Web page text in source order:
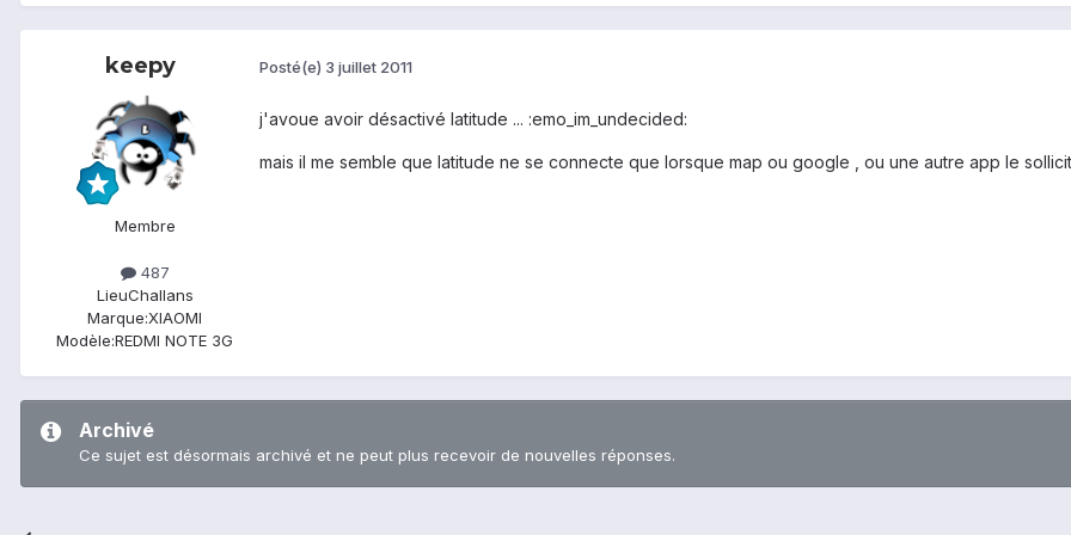
keepy
Membre
487
LieuChallans
Marque:XIAOMI
Modèle:REDMI NOTE 3G
Posté(e) 3 juillet 2011
j'avoue avoir désactivé latitude ... :emo_im_undecided:
mais il me semble que latitude ne se connecte que lorsque map ou google , ou une autre app le
Archivé
Ce sujet est désormais archivé et ne peut plus recevoir de nouvelles réponses.